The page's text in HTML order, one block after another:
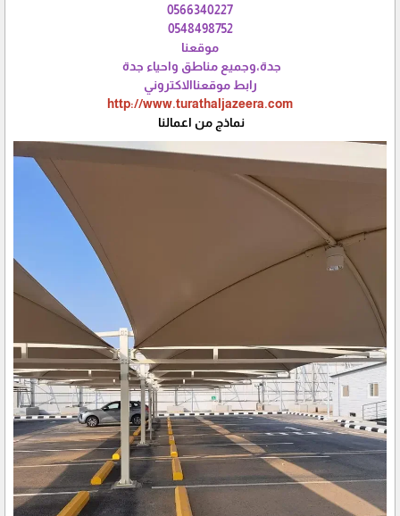
0566340227
0548498752
موقعنا
جدة،وجميع مناطق واحياء جدة
رابط موقعناالاكتروني
http://www.turathaljazeera.com
نماذج من اعمالنا